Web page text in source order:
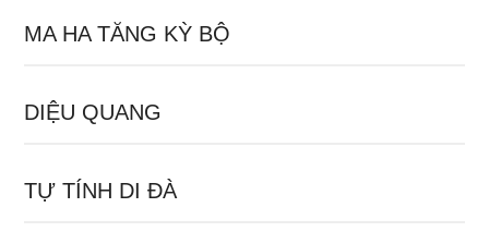
MA HA TĂNG KỲ BỘ
DIỆU QUANG
TỰ TÍNH DI ĐÀ